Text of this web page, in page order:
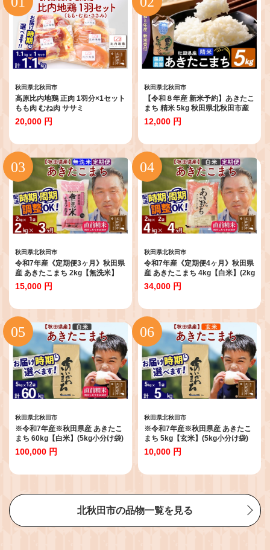
秋田県北秋田市
高原比内地鶏 正肉 1羽分×1セット
もも肉 むね肉 ササミ
1.1kg(1.1kg×1セット)お届け時期
選べる 小分け 個包装 国産 冷凍 鶏
べる
20,000 円
秋田県北秋田市
【令和８年産 新米予約】あきたこ
まち 精米 5kg 秋田県北秋田市産
白米 [米 こめ 令和８年 2026年 新
米 秋田県 北秋田市 あきたこまち
12,000 円
秋田県北秋田市
令和7年産《定期便3ヶ月》秋田県
産 あきたこまち 2kg【無洗米】
(2kg小分け袋) 2025年産 お届け時
期選べる お届け周期調整可能 隔
もり 秋田 お米 あきたこまち 米ど
ころ 東北 北秋田市 定期便 毎月お
届け]
15,000 円
秋田県北秋田市
令和7年産《定期便4ヶ月》秋田県
産 あきたこまち 4kg【白米】(2kg
小分け袋) 2025年産 お届け時期選
べる お届け周期調整可能 隔月に
秋田 お米 あきたこまち 米どころ
東北 北秋田市 定期便 毎月お届け]
34,000 円
秋田県北秋田市
※令和7年産※秋田県産 あきたこ
まち 60kg【白米】(5kg小分け袋)
【1回のみお届け】2025年産 お届
け時期選べる お米 藤岡農産 [藤岡
ころ 東北 北秋田市]
100,000 円
秋田県北秋田市
※令和7年産※秋田県産 あきたこ
まち 5kg【玄米】(5kg小分け袋)
【1回のみお届け】2025年産 お届
け時期選べる お米 藤岡農産 [藤岡
ころ 東北 北秋田市]
10,000 円
北秋田市の品物一覧を見る